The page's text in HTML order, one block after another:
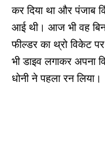
कर दिया था और पंजाब
आई थी। आज भी वह
फील्डर का थ्रो विकेट
भी डाइव लगाकर अपना
धोनी ने पहला रन लिया।